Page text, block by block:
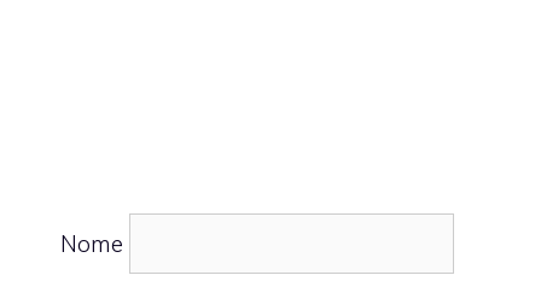
Nome